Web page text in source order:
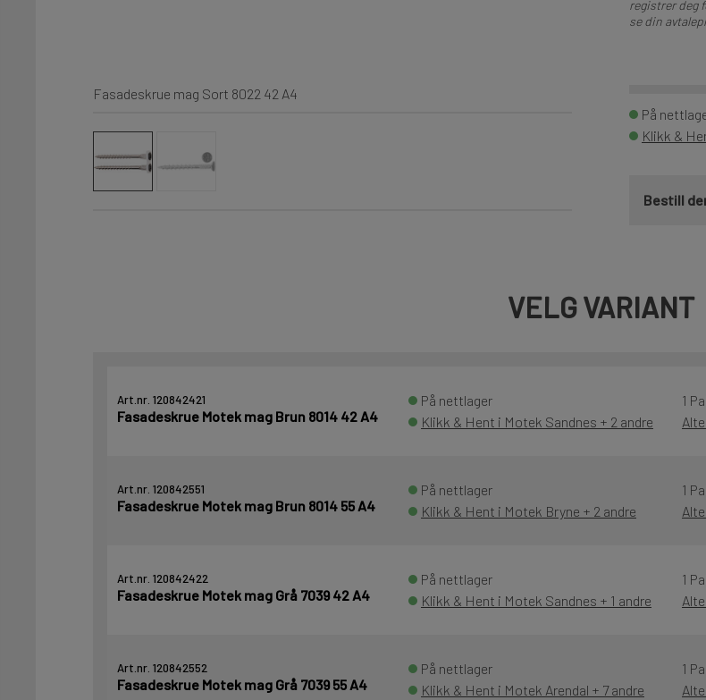
Fasadeskrue mag Sort 8022 42 A4
registrer deg
se din
På
Klikk &
Bestill
VELG VARIANT
Art.nr. 120842421
Fasadeskrue Motek mag Brun 8014 42 A4
På nettlager
Klikk & Hent i Motek Sandnes + 2 andre
1
Art.nr. 120842551
Fasadeskrue Motek mag Brun 8014 55 A4
På nettlager
Klikk & Hent i Motek Bryne + 2 andre
1
Art.nr. 120842422
Fasadeskrue Motek mag Grå 7039 42 A4
På nettlager
Klikk & Hent i Motek Sandnes + 1 andre
1
Art.nr. 120842552
Fasadeskrue Motek mag Grå 7039 55 A4
På nettlager
Klikk & Hent i Motek Arendal + 7 andre
1